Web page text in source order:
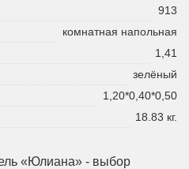
913
комнатная напольная
1,41
зелёный
1,20*0,40*0,50
18.83 кг.
«Юлиана» - выбор